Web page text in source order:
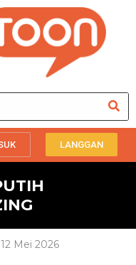
LANGGAN
12 Mei 2026